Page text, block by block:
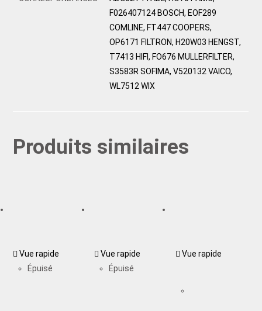
F026407124 BOSCH, EOF289
COMLINE, FT447 COOPERS,
OP6171 FILTRON, H20W03 HENGST,
T7413 HIFI, FO676 MULLERFILTER,
S3583R SOFIMA, V520132 VAICO,
WL7512 WIX
Produits similaires
Vue rapide
Épuisé
Vue rapide
Épuisé
Vue rapide